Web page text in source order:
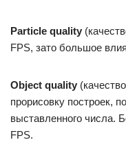
Particle quality
FPS, зато большое
Object quality
прорисовку построек,
выставленного числа.
FPS.